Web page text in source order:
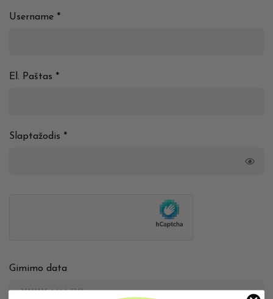
Username *
El. Paštas *
Slaptažodis *
Gimimo data